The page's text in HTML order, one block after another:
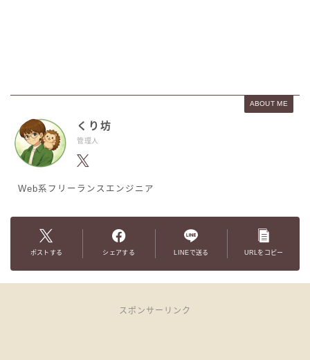
ABOUT ME
くり坊
管理人
Web系フリーランスエンジニア
ポストする シェアする LINEで送る URLをコピー
スポンサーリンク